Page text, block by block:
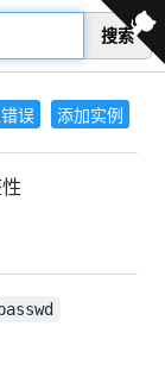
搜索
误 添加实例